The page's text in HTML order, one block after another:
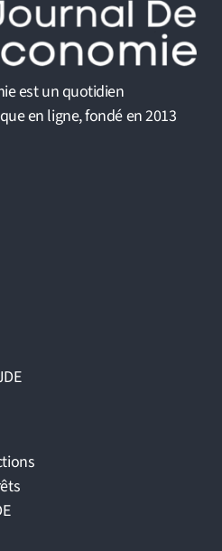
est un quotidien
en ligne, fondé en 2013